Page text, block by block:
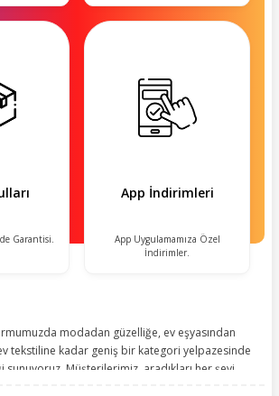
Garantisi.
App İndirimleri
App Uygulamamıza Özel
İndirimler.
modadan güzelliğe, ev eşyasından
tekstiline kadar geniş bir kategori yelpazesinde
sunuyoruz. Müşterilerimiz, aradıkları her şeyi